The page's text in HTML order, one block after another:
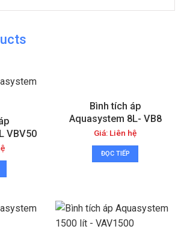
VBV50
Bình tích áp
Aquasystem 8L- VB8
Giá: Liên hệ
ĐỌC TIẾP